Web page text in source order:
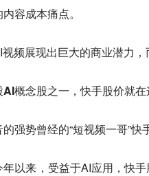
容成本痛点。
频展现出巨大的商业潜力
概念股之一，快手股价就在
强势曾经的“短视频一哥”快
年以来，受益于AI应用，快